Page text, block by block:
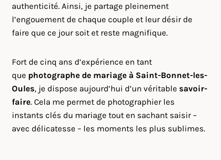
authenticité. Ainsi, je partage pleinement
l’engouement de chaque couple et leur désir de
faire que ce jour soit et reste magnifique.
Fort de cinq ans d’expérience en tant
que photographe de mariage à Saint-Bonnet-les-
Oules, je dispose aujourd’hui d’un véritable savoir-
faire. Cela me permet de photographier les
instants clés du mariage tout en sachant saisir –
avec délicatesse – les moments les plus sublimes.